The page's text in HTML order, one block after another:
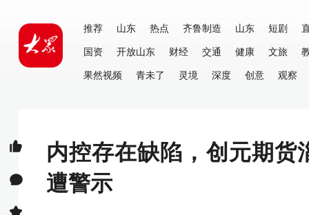
推荐 山东 热点 齐鲁制造 山东 短剧
国资
开放山东 财经 交通 健康 文旅
果然视频
青未了 灵境 深度 创意 观察
内控存在缺陷，创元期货
遭警示